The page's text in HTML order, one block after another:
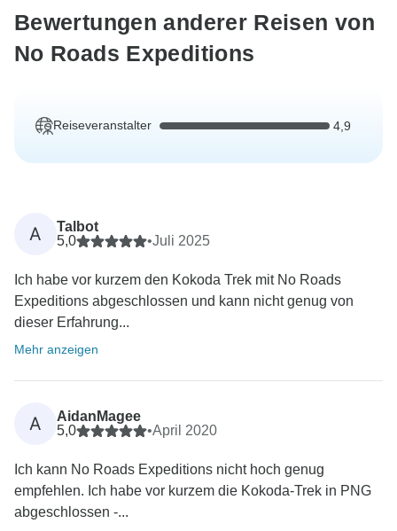
Bewertungen anderer Reisen von
No Roads Expeditions
Reiseveranstalter 4,9
A
Talbot
5,0
•Juli 2025
Ich habe vor kurzem den Kokoda Trek mit No Roads
Expeditions abgeschlossen und kann nicht genug von
dieser Erfahrung...
Mehr anzeigen
A
AidanMagee
5,0
•April 2020
Ich kann No Roads Expeditions nicht hoch genug
empfehlen. Ich habe vor kurzem die Kokoda-Trek in PNG
abgeschlossen -...